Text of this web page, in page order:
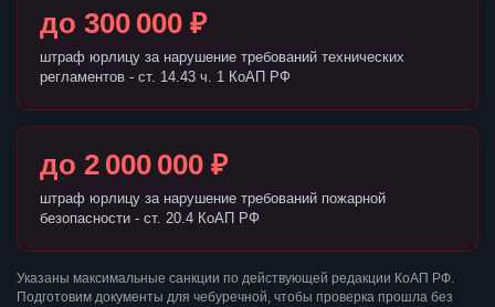
до 300 000 ₽
штраф юрлицу за нарушение требований технических
регламентов - ст. 14.43 ч. 1 КоАП РФ
до 2 000 000 ₽
штраф юрлицу за нарушение требований пожарной
безопасности - ст. 20.4 КоАП РФ
Указаны максимальные санкции по действующей редакции КоАП РФ.
Подготовим документы для чебуречной, чтобы проверка прошла без